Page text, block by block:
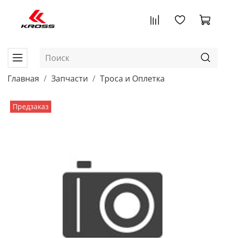
Главная Запчасти Троса и Оплетка
Предзаказ